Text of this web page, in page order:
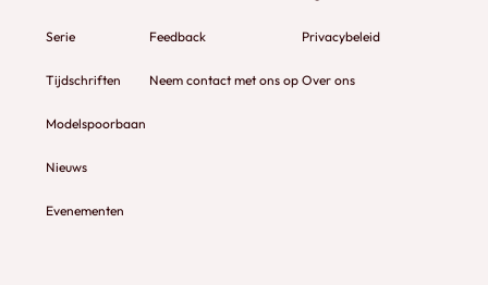
Serie
Tijdschriften
Modelspoorbaan
Nieuws
Evenementen
Feedback
Neem contact met ons op
Privacybeleid
Over ons